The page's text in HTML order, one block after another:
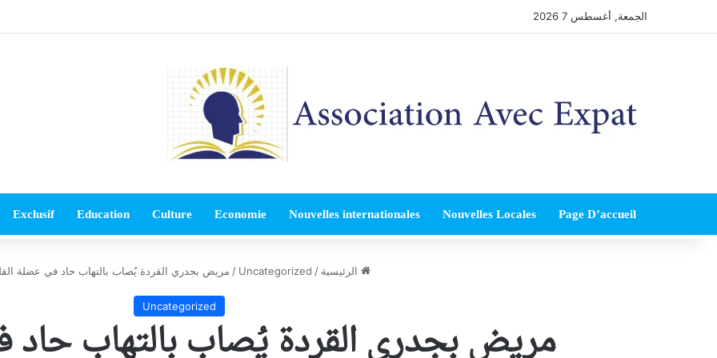
الجمعة, أغسطس 7 2026
Page D’accueil
Nouvelles Locales
Nouvelles internationales
Economie
Culture
Education
Exclusif
الرئيسية /
Uncategorized
/ مريض بجدري القردة يُصاب بالتهاب حاد في عضلة
Uncategorized
مريض بجدري القردة يُصاب بالتهاب حاد